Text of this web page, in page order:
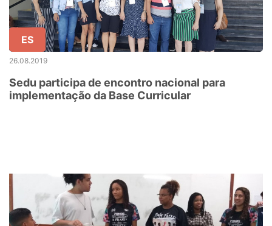
ES
26.08.2019
Sedu participa de encontro nacional para
implementação da Base Curricular